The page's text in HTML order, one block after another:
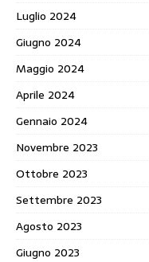
Luglio 2024
Giugno 2024
Maggio 2024
Aprile 2024
Gennaio 2024
Novembre 2023
Ottobre 2023
Settembre 2023
Agosto 2023
Giugno 2023